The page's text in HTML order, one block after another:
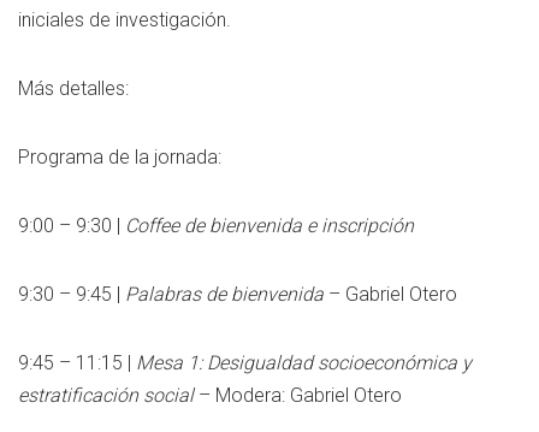
iniciales de investigación.
Más detalles:
Programa de la jornada:
9:00 – 9:30 | Coffee de bienvenida e inscripción
9:30 – 9:45 | Palabras de bienvenida – Gabriel Otero
9:45 – 11:15 | Mesa 1: Desigualdad socioeconómica y
estratificación social– Modera: Gabriel Otero